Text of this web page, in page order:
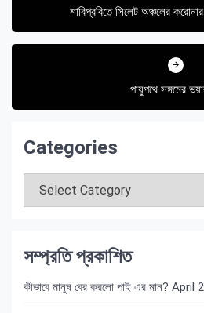
শাবিপ্রবিতে সিলেট অঞ্চলের
পায়ুপথে সঙ্গমের
Categories
সম্প্রতি প্রকাশিত
কীভাবে মানুষ বের করলো পাই এর মান? April